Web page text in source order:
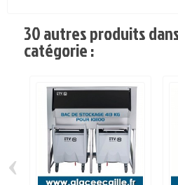
30 autres produits
catégorie :
‹